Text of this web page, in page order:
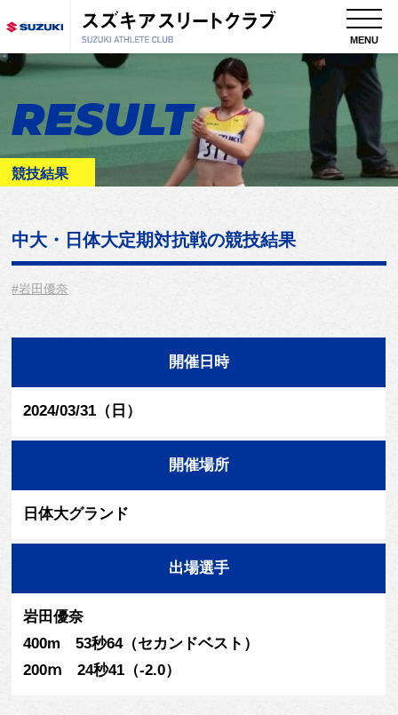
MENU
RESULT
競技結果
中大・日体大定期対抗戦の競技結果
#岩田優奈
開催日時
2024/03/31（日）
開催場所
日体大グランド
出場選手
岩田優奈
400m 53秒64（セカンドベスト）
200ⅿ 24秒41（-2.0）